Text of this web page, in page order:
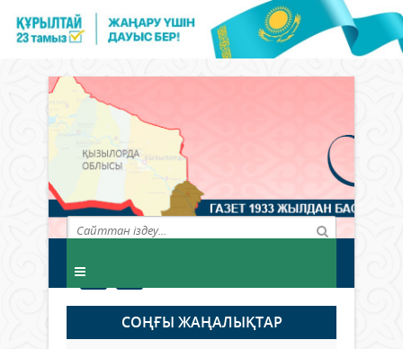
СОҢҒЫ ЖАҢАЛЫҚТАР